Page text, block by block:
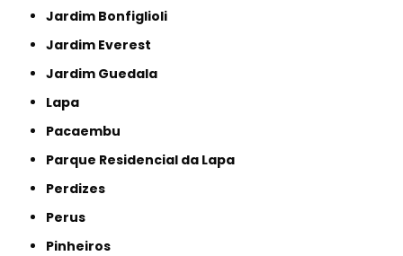
Jardim Bonfiglioli
Jardim Everest
Jardim Guedala
Lapa
Pacaembu
Parque Residencial da Lapa
Perdizes
Perus
Pinheiros